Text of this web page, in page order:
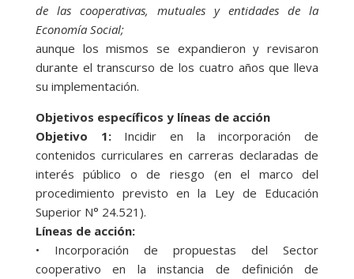
de las cooperativas, mutuales y entidades de la
Economía Social;
aunque los mismos se expandieron y revisaron
durante el transcurso de los cuatro años que lleva
su implementación.
Objetivos específicos y líneas de acción
Objetivo 1:Incidir en la incorporación de
contenidos curriculares en carreras declaradas de
interés público o de riesgo (en el marco del
procedimiento previsto en la Ley de Educación
Superior N° 24.521).
Líneas de acción:
• Incorporación de propuestas del Sector
cooperativo en la instancia de definición de